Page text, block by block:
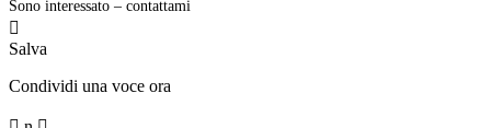
Sono interessato – contattami

Salva
Condividi una voce ora